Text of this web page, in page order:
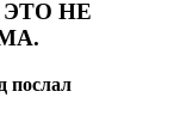
НЕ
послал